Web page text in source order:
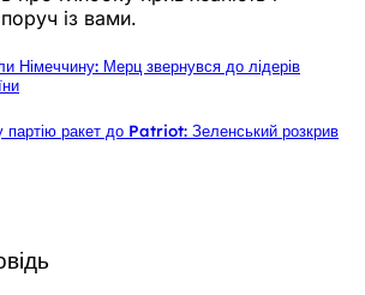
із вами.
Німеччину: Мерц звернувся до лідерів
партію ракет до Patriot: Зеленський розкрив